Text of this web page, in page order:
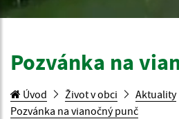
Pozvánka na
Úvod Život v obci
Aktuality
Pozvánka na vianočný punč